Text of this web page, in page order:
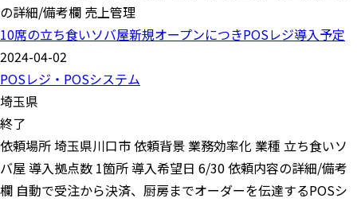
の詳細/備考欄 売上管理
10席の立ち食いソバ屋新規オープンにつきPOSレジ導入予定
2024-04-02
POSレジ・POSシステム
埼玉県
終了
依頼場所 埼玉県川口市 依頼背景 業務効率化 業種 立ち食いソ
バ屋 導入拠点数 1箇所 導入希望日 6/30 依頼内容の詳細/備考
欄 自動で受注から決済、厨房までオーダーを伝達するPOSシ